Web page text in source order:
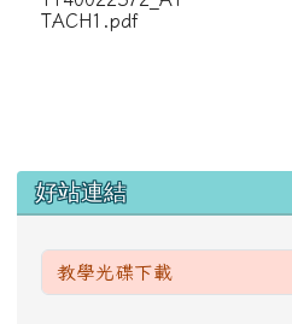
TACH1.pdf
左邊區域內容
好站連結